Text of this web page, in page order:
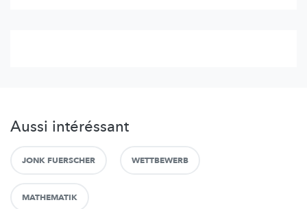
Aussi intéréssant
JONK FUERSCHER WETTBEWERB
MATHEMATIK